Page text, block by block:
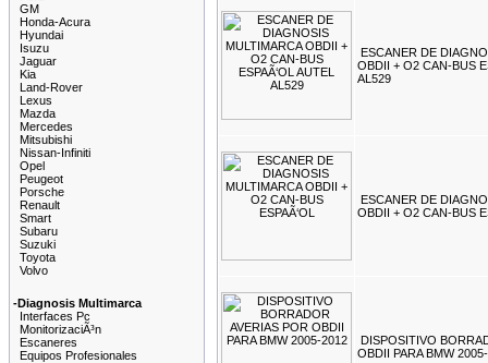
GM
Honda-Acura
Hyundai
Isuzu
Jaguar
Kia
Land-Rover
Lexus
Mazda
Mercedes
Mitsubishi
Nissan-Infiniti
Opel
Peugeot
Porsche
Renault
Smart
Subaru
Suzuki
Toyota
Volvo
-Diagnosis Multimarca
Interfaces Pc
MonitorizaciÃ³n
Escaneres
Equipos Profesionales
ESCANER DE
OBDII + O2 CAN-BUS
AL529
ESCANER DE
OBDII + O2 CAN-BUS
DISPOSITIVO
OBDII PARA BMW